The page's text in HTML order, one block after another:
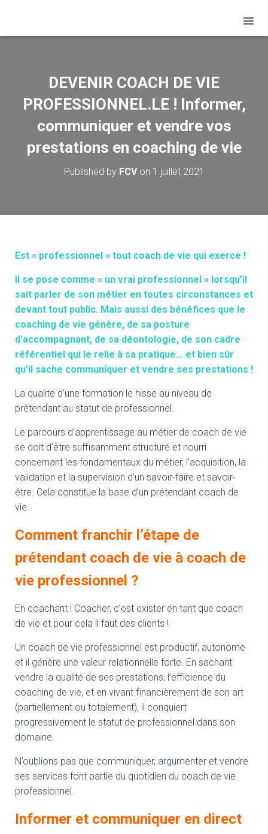
DEVENIR COACH DE VIE
PROFESSIONNEL.LE ! Informer,
communiquer et vendre vos
prestations en coaching de vie
Published by FCVon 1 juillet 2021
Est « professionnel » tout coach de vie qui exerce !
Il se pose comme « un vrai professionnel » lorsqu’il
sait parler de son métier en toutes circonstances et
devant tout public. Mais aussi des bénéfices que le
coaching de vie génère, de sa posture
d’accompagnant, de sa déontologie, de son cadre
référentiel qui le relie à sa pratique… et bien sûr
qu’il sache communiquer et vendre ses prestations !
La qualité d’une formation le hisse au niveau de
prétendant au statut de professionnel.
Le parcours d’apprentissage au métier de coach de vie
se doit d’être suffisamment structuré et nourri
concernant les fondamentaux du métier, l’acquisition, la
validation et la supervision d’un savoir-faire et savoir-
être. Cela constitue la base d’un prétendant coach de
vie.
Comment franchir l’étape de
prétendant coach de vie à coach de
vie professionnel ?
En coachant ! Coacher, c’est exister en tant que coach
de vie et pour cela il faut des clients !
Un coach de vie professionnel est productif, autonome
et il génère une valeur relationnelle forte. En sachant
vendre la qualité de ses prestations, l’efficience du
coaching de vie, et en vivant financièrement de son art
(partiellement ou totalement), il conquiert
progressivement le statut de professionnel dans son
domaine.
N’oublions pas que communiquer, argumenter et vendre
ses services font partie du quotidien du coach de vie
professionnel.
Informer et communiquer en direct